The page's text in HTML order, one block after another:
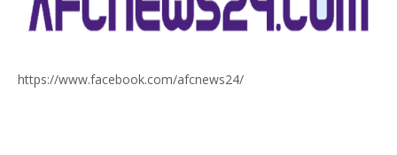
https://www.facebook.com/afcnews24/